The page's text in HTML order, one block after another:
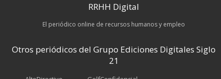
RRHH Digital
El periódico online de recursos humanos y empleo
Otros periódicos del Grupo Ediciones Digitales Siglo
21